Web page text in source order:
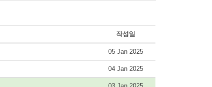
작성일
05 Jan 2025
04 Jan 2025